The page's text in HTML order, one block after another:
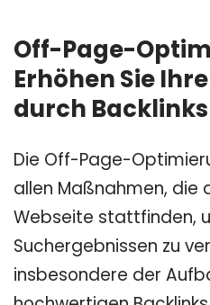
Off-Page-
Erhöhen Sie
durch Backlinks
Die Off-Page-
allen Maßnahmen, die
Webseite stattfinden,
Suchergebnissen zu
insbesondere der